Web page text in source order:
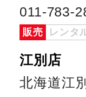
011-783-
販売 レンタ
江別店
北海道江